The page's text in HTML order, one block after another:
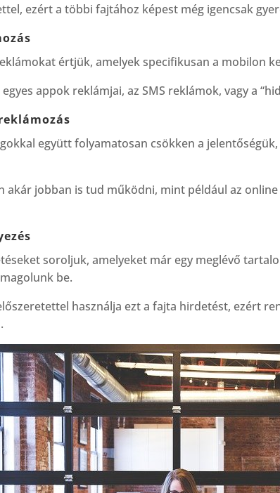
ezért a többi fajtához képest még igencsak
értjük, amelyek specifikusan a mobilon
appok reklámjai, az SMS reklámok, vagy a
együtt folyamatosan csökken a
akár jobban is tud működni, mint például az
soroljuk, amelyeket már egy meglévő
be.
használja ezt a fajta hirdetést, ezért